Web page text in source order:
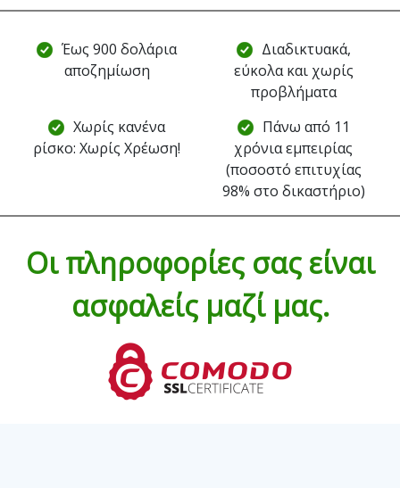
Έως 900 δολάρια
αποζημίωση
Διαδικτυακά,
εύκολα και χωρίς
προβλήματα
Χωρίς κανένα
ρίσκο: Χωρίς Χρέωση!
Πάνω από 11
χρόνια εμπειρίας
(ποσοστό επιτυχίας
98% στο δικαστήριο)
Οι πληροφορίες σας είναι
ασφαλείς μαζί μας.